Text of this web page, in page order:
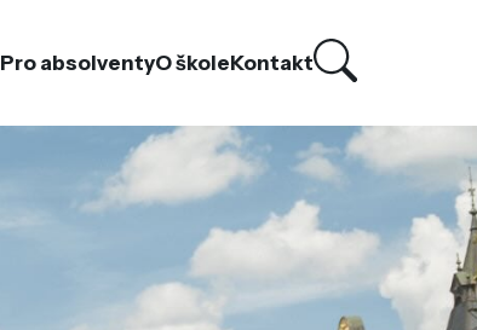
Pro absolventyO školeKontakt